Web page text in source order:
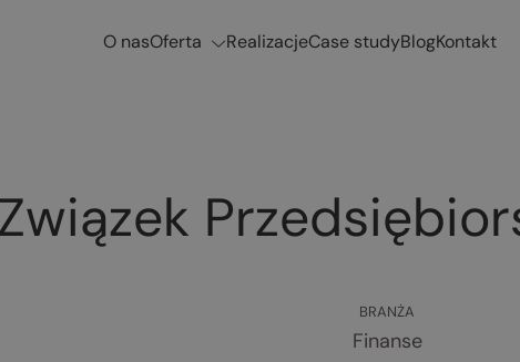
O nasOferta RealizacjeCase studyBlogKontakt
BRANŻA
Finanse